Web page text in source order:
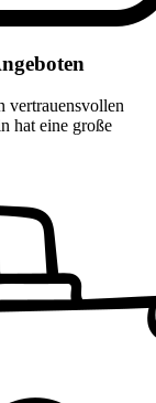
vertrauensvollen
hat eine große